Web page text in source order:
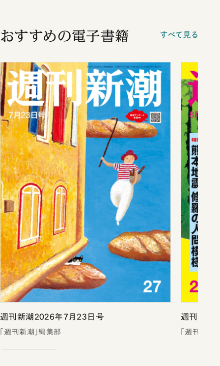
おすすめの電子書籍 すべて見る
週刊新潮2026年7月23日号
「週刊新潮」編集部
週刊新潮
「週刊新潮